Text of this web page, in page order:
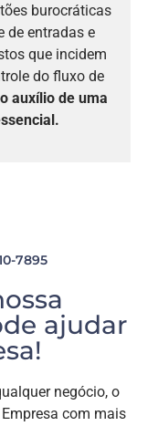
burocráticas
de entradas e
que incidem
do fluxo de
auxílio de uma
7895
ajudar
negócio, o
com mais